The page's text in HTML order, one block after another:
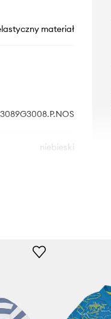
materiał
3089G3008.P.NOS
niebieski